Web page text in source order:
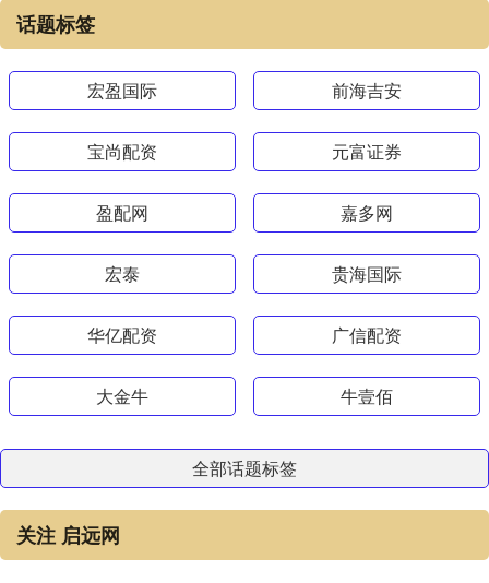
话题标签
宏盈国际 前海吉安
宝尚配资 元富证券
盈配网 嘉多网
宏泰 贵海国际
华亿配资 广信配资
大金牛 牛壹佰
全部话题标签
关注 启远网